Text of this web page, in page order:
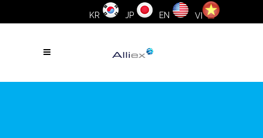
KR JP EN VI